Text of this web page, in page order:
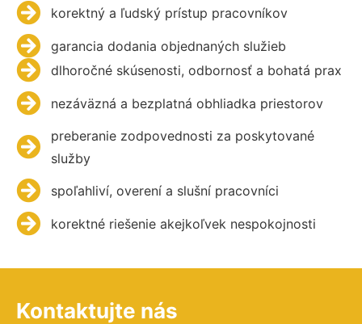
korektný a ľudský prístup pracovníkov
garancia dodania objednaných služieb
dlhoročné skúsenosti, odbornosť a bohatá prax
nezáväzná a bezplatná obhliadka priestorov
preberanie zodpovednosti za poskytované
služby
spoľahliví, overení a slušní pracovníci
korektné riešenie akejkoľvek nespokojnosti
Kontaktujte nás